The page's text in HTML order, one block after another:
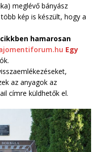
meglévő bányász
kép is készült, hogy a
hamarosan
Egy
az anyagok az
címre küldhetők el.